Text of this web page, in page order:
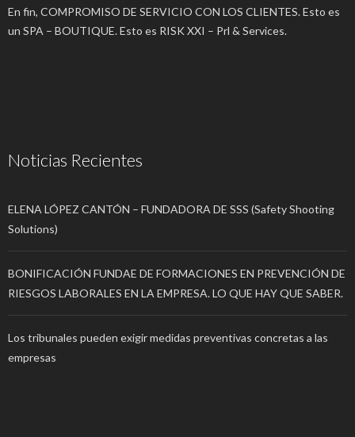
En fin, COMPROMISO DE SERVICIO CON LOS CLIENTES. Esto es
un SPA – BOUTIQUE. Esto es RISK XXI – Prl & Services.
Noticias Recientes
ELENA LÓPEZ CANTÓN – FUNDADORA DE SSS (Safety Shooting
Solutions)
BONIFICACIÓN FUNDAE DE FORMACIONES EN PREVENCIÓN DE
RIESGOS LABORALES EN LA EMPRESA. LO QUE HAY QUE SABER.
Los tribunales pueden exigir medidas preventivas concretas a las
empresas